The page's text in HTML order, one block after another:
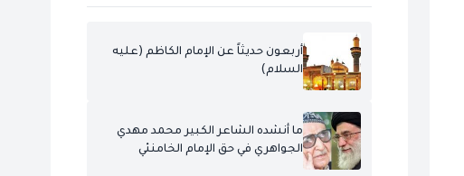
أربعون حديثاً عن الإمام الكاظم (عليه
السلام)
ما أنشده الشاعر الكبير محمد مهدي
الجواهري في حق الإمام الخامنئي